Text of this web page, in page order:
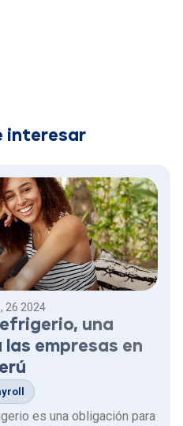
interesar
26 2024
una
empresas en
es una obligación para